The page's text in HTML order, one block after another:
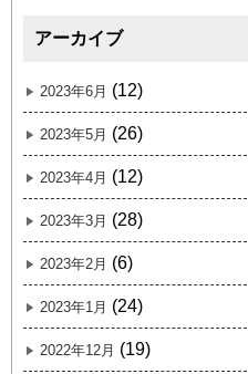
アーカイブ
2023年6月 (12)
2023年5月 (26)
2023年4月 (12)
2023年3月 (28)
2023年2月 (6)
2023年1月 (24)
2022年12月 (19)